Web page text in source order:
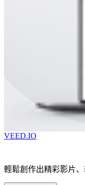
VEED.IO
輕鬆創作出精彩影片